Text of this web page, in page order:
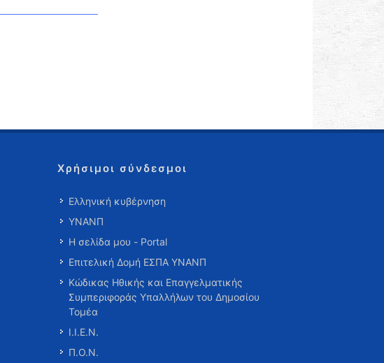
Χρήσιμοι σύνδεσμοι
Ελληνική κυβέρνηση
ΥΝΑΝΠ
Η σελίδα μου - Portal
Επιτελική Δομή ΕΣΠΑ ΥΝΑΝΠ
Κώδικας Ηθικής και Επαγγελματικής
Συμπεριφοράς Υπαλλήλων του Δημοσίου
Τομέα
Ι.Ι.Ε.Ν.
Π.Ο.Ν.